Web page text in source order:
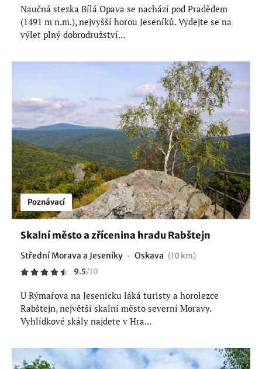
Naučná stezka Bílá Opava se nachází pod Pradědem
(1491 m n.m.), nejvyšší horou Jeseníků. Vydejte se na
výlet plný dobrodružství...
Poznávací
Skalní město a zřícenina hradu Rabštejn
Střední Morava a Jeseníky Oskava (10 km)
9.5/10
U Rýmařova na Jesenicku láká turisty a horolezce
Rabštejn, největší skalní město severní Moravy.
Vyhlídkové skály najdete v Hra...